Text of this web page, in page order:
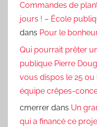
Commandes de
jours ! – École
dans Pour le
Qui pourrait prêter
publique Pierre
vous dispos le 25 ou
équipe crêpes-
cmerrer dans Un
qui a financé ce